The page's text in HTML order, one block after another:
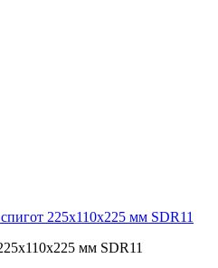
мм SDR11